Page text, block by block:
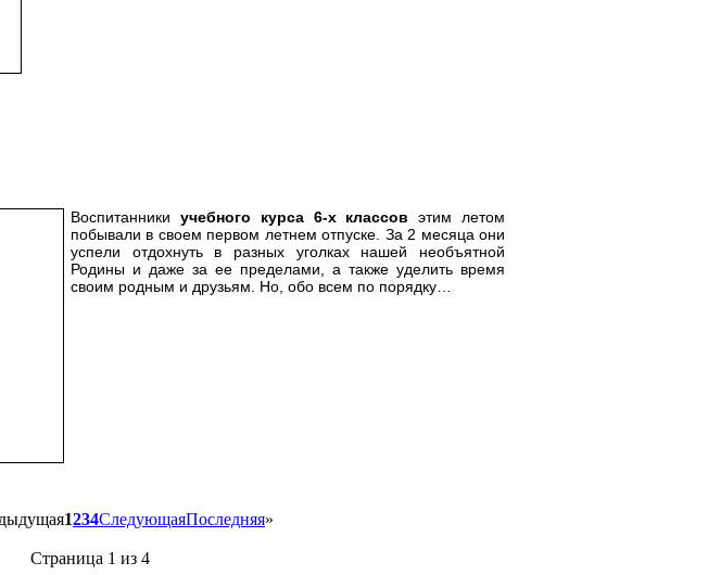
Воспитанники учебного курса 6-х классов этим летом
побывали в своем первом летнем отпуске. За 2 месяца они
успели отдохнуть в разных уголках нашей необъятной
Родины и даже за ее пределами, а также уделить время
своим родным и друзьям. Но, обо всем по порядку…
1234СледующаяПоследняя»
Страница 1 из 4